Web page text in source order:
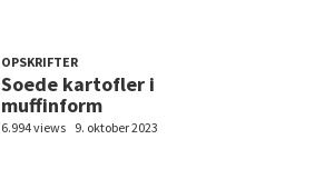
OPSKRIFTER
Soede kartofler i
muffinform
6.994 views 9. oktober 2023